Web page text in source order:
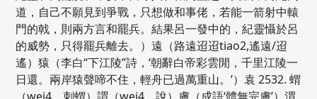
道，自己不願見到爭戰，只想做和事佬，若能一箭射中轅
門的戟，則兩方言和罷兵。結果呂一發中的，紀靈懾於呂
的威勢，只得罷兵離去。）遠（路遠迢迢tiao2,遙遠/迢
遙）猿（李白“下江陵”詩，‘朝辭白帝彩雲閒，千里江陵一
日還。兩岸猿聲啼不住，輕舟已過萬重山。’）袁 2532. 蝟